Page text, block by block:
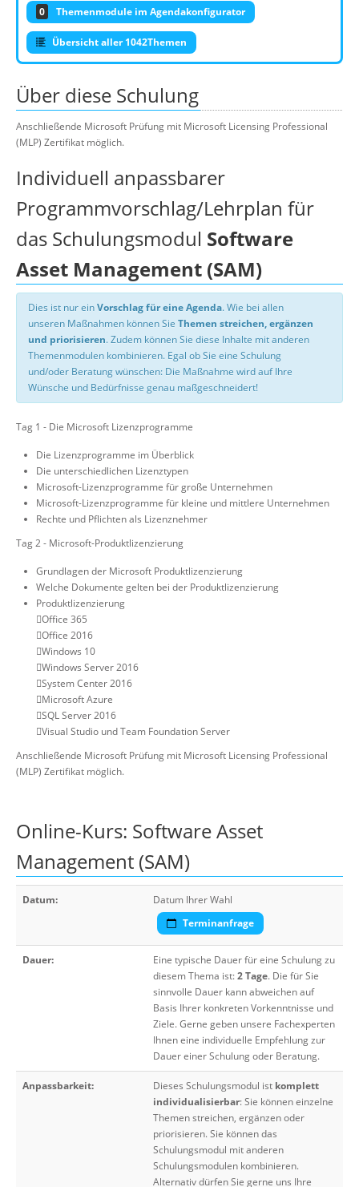
0 Themenmodule im Agendakonfigurator
Übersicht aller 1042Themen
Über diese Schulung
Anschließende Microsoft Prüfung mit Microsoft Licensing Professional
(MLP) Zertifikat möglich.
Individuell anpassbarer
Programmvorschlag/Lehrplan für
das Schulungsmodul Software
Asset Management (SAM)
Dies ist nur einVorschlag für eine Agenda. Wie bei allen
unseren Maßnahmen können Sie Themen streichen, ergänzen
und priorisieren. Zudem können Sie diese Inhalte mit anderen
Themenmodulen kombinieren. Egal ob Sie eine Schulung
und/oder Beratung wünschen: Die Maßnahme wird auf Ihre
Wünsche und Bedürfnisse genau maßgeschneidert!
Tag 1 - Die Microsoft Lizenzprogramme
Die Lizenzprogramme im Überblick
Die unterschiedlichen Lizenztypen
Microsoft-Lizenzprogramme für große Unternehmen
Microsoft-Lizenzprogramme für kleine und mittlere Unternehmen
Rechte und Pflichten als Lizenznehmer
Tag 2 - Microsoft-Produktlizenzierung
Grundlagen der Microsoft Produktlizenzierung
Welche Dokumente gelten bei der Produktlizenzierung
Produktlizenzierung
Office 365
Office 2016
Windows 10
Windows Server 2016
System Center 2016
Microsoft Azure
SQL Server 2016
Visual Studio und Team Foundation Server
Anschließende Microsoft Prüfung mit Microsoft Licensing Professional
(MLP) Zertifikat möglich.
Online-Kurs: Software Asset
Management (SAM)
Datum:
Datum Ihrer Wahl
Terminanfrage
Dauer:
Eine typische Dauer für eine Schulung zu
diesem Thema ist:2 Tage. Die für Sie
sinnvolle Dauer kann abweichen auf
Basis Ihrer konkreten Vorkenntnisse und
Ziele. Gerne geben unsere Fachexperten
Ihnen eine individuelle Empfehlung zur
Dauer einer Schulung oder Beratung.
Anpassbarkeit: Dieses Schulungsmodul ist komplett
individualisierbar: Sie können einzelne
Themen streichen, ergänzen oder
priorisieren. Sie können das
Schulungsmodul mit anderen
Schulungsmodulen kombinieren.
Alternativ dürfen Sie gerne uns Ihre